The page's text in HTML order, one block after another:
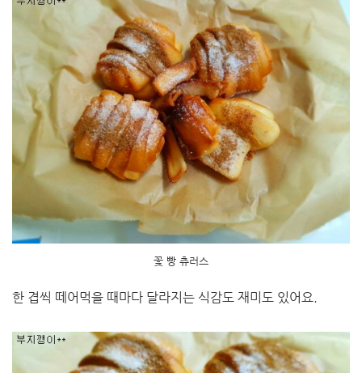
꽃 빵 츄러스
한 겹씩 떼어먹을 때마다 달라지는 식감도 재미도 있어요.